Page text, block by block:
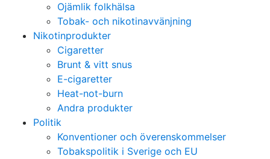
Ojämlik folkhälsa
Tobak- och nikotinavvänjning
Nikotinprodukter
Cigaretter
Brunt & vitt snus
E-cigaretter
Heat-not-burn
Andra produkter
Politik
Konventioner och överenskommelser
Tobakspolitik i Sverige och EU